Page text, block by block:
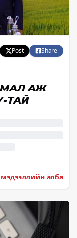
Post
Share
МАЛ АЖ
ТАЙ
алба